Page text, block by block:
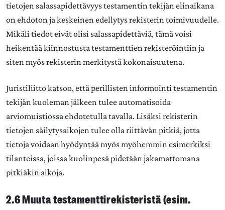
tietojen salassapidettävyys testamentin tekijän elinaikana
on ehdoton ja keskeinen edellytys rekisterin toimivuudelle.
Mikäli tiedot eivät olisi salassapidettäviä, tämä voisi
heikentää kiinnostusta testamenttien rekisteröintiin ja
siten myös rekisterin merkitystä kokonaisuutena.
Juristiliitto katsoo, että perillisten informointi testamentin
tekijän kuoleman jälkeen tulee automatisoida
arviomuistiossa ehdotetulla tavalla. Lisäksi rekisterin
tietojen säilytysaikojen tulee olla riittävän pitkiä, jotta
tietoja voidaan hyödyntää myös myöhemmin esimerkiksi
tilanteissa, joissa kuolinpesä pidetään jakamattomana
pitkiäkin aikoja.
2.6 Muuta testamenttirekisteristä (esim.